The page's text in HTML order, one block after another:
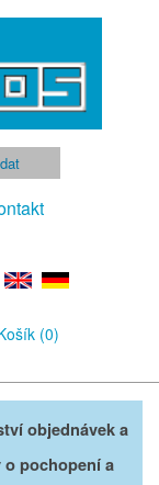
(0)
objednávek a
o pochopení a